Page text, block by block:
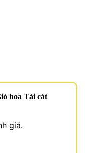
hoa Tài cát
giá.